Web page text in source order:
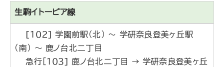
生駒イトーピア線
[１０２] 学園前駅（北） ～ 学研奈良登美ヶ丘駅
（南） ～ 鹿ノ台北二丁目
急行［１０３] 鹿ノ台北二丁目 → 学研奈良登美ヶ丘